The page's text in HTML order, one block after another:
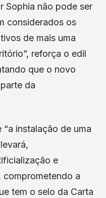
Sophia não pode ser
considerados os
de mais uma
reforça o edil
que o novo
da
instalação de uma
e
comprometendo a
tem o selo da Carta